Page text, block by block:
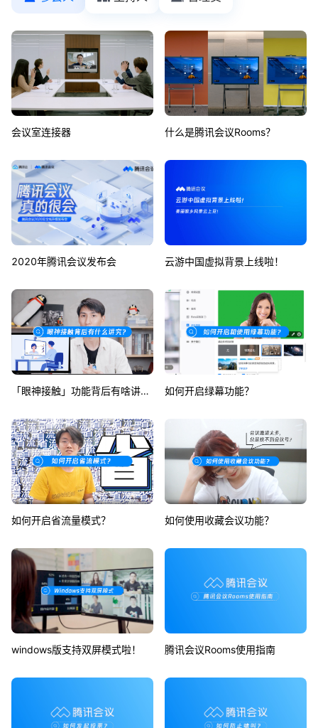
会议室连接器 什么是腾讯会议Rooms？
2020年腾讯会议发布会 云游中国虚拟背景上线啦！
「眼神接触」功能背后有啥讲究？ 如何开启绿幕功能？
如何开启省流量模式？ 如何使用收藏会议功能？
windows版支持双屏模式啦！ 腾讯会议Rooms使用指南